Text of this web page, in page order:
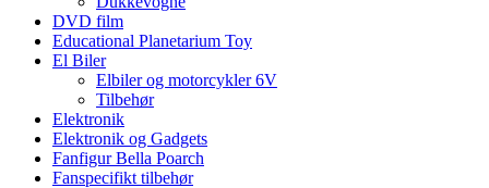
DVD film
Educational Planetarium Toy
El Biler
Elbiler og motorcykler 6V
Tilbehør
Elektronik
Elektronik og Gadgets
Fanfigur Bella Poarch
Fanspecifikt tilbehør